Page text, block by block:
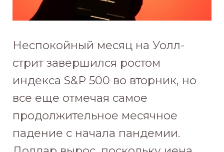
Неспокойный месяц на Уолл-
стрит завершился ростом
индекса S&P 500 во вторник, но
все еще отмечая самое
продолжительное месячное
падение с начала пандемии.